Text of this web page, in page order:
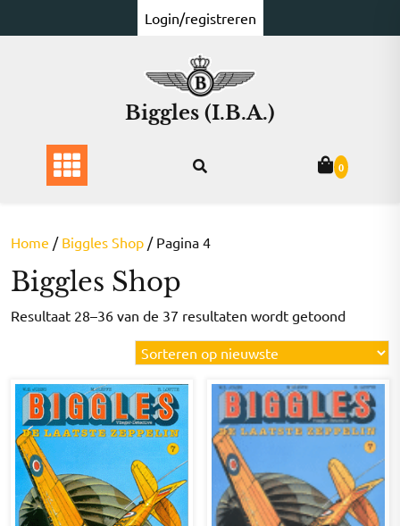
naar
Login/registreren
Biggles (I.B.A.)
0
Home / Biggles Shop / Pagina 4
Biggles Shop
Resultaat 28–36 van de 37 resultaten wordt getoond
op